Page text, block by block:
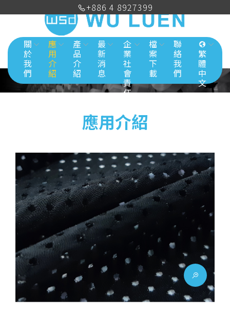
關
於
我
們
應
用
介
紹
產
品
介
紹
最
新
消
息
企
業
社
會
責
任
檔
案
下
載
聯
絡
我
們
繁
體
中
文
應用介紹
+886 4 8927399